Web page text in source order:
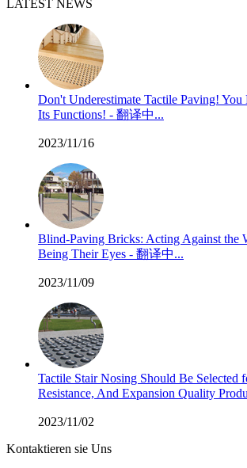
LATEST NEWS
Don't Underestimate Tactile Paving!
Its Functions! - 翻译中...
2023/11/16
Blind-Paving Bricks: Acting Against the
Being Their Eyes - 翻译中...
2023/11/09
Tactile Stair Nosing Should Be Selected
Resistance, And Expansion Quality
2023/11/02
Kontaktieren sie Uns